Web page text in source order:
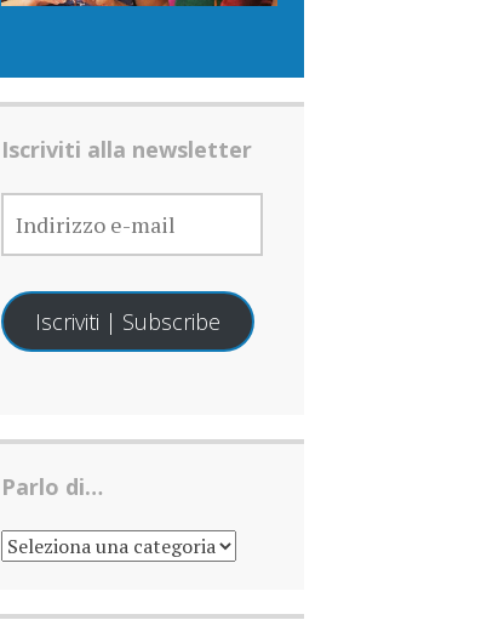
Iscriviti alla newsletter
INDIRIZZO
E-
MAIL
Iscriviti | Subscribe
Parlo di…
PARLO
DI…